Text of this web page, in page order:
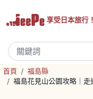
享受日本旅行！
首頁 / 福島縣
/ 福島花見山公園攻略｜